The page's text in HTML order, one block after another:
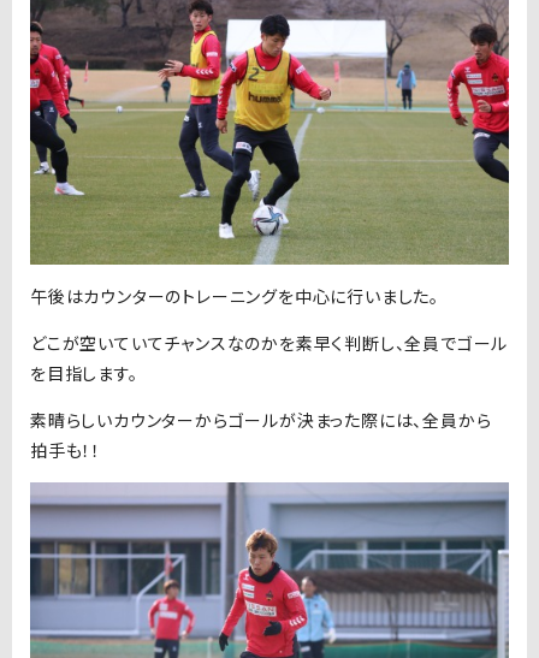
午後はカウンターのトレーニングを中心に行いました。
どこが空いていてチャンスなのかを素早く判断し、全員でゴール
を目指します。
素晴らしいカウンターからゴールが決まった際には、全員から
拍手も！！